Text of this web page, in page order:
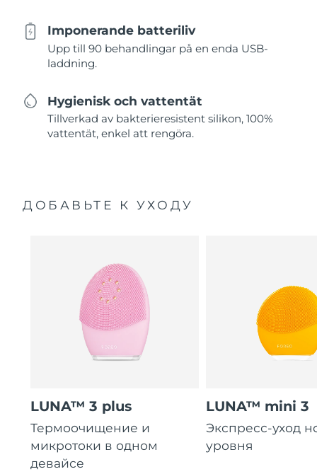
Imponerande batteriliv
Upp till 90 behandlingar på en enda USB-
laddning.
Hygienisk och vattentät
Tillverkad av bakterieresistent silikon, 100%
vattentät, enkel att rengöra.
ДОБАВЬТЕ К УХОДУ
LUNA™ 3 plus
Термоочищение и
микротоки в одном
девайсе
LUNA™ mini 3
Экспресс-уход
уровня